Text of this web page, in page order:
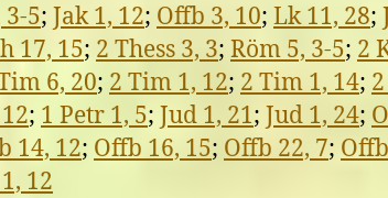
3-5; Jak 1, 12; Offb 3, 10; Lk 11, 28;
17, 15; 2 Thess 3, 3; Röm 5, 3-5; 2
6, 20; 2 Tim 1, 12; 2 Tim 1, 14;
; 1 Petr 1, 5; Jud 1, 21; Jud 1, 24;
14, 12; Offb 16, 15; Offb 22, 7;
12